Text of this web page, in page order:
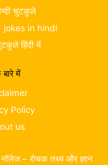
चुटकुले
jokes in hindi
हिंदी में
में
Policy
us
– रोचक तथ्य और ज्ञान